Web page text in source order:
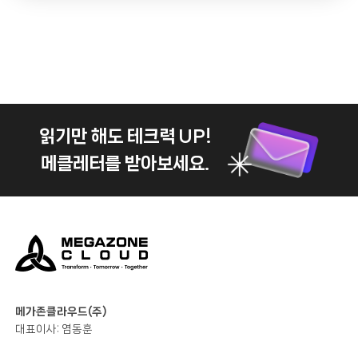
읽기만 해도 테크력 UP!
메클레터를 받아보세요.
메가존클라우드(주)
대표이사: 염동훈